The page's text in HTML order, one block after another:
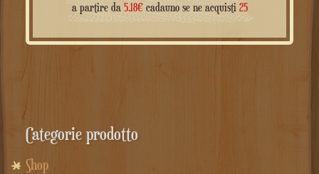
a partire da 5.18€cadauno se ne acquisti 25
Categorie prodotto
Shop